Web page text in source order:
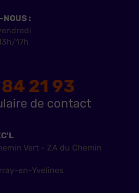
NOUS :
17h
21 93
de contact
Vert - ZA du Chemin
en-Yvelines